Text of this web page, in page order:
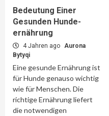
Bedeutung Einer
Gesunden Hunde-
ernährung
4 Jahren ago Aurona
Bytyqi
Eine gesunde Ernährung ist
für Hunde genauso wichtig
wie für Menschen. Die
richtige Ernährung liefert
die notwendigen